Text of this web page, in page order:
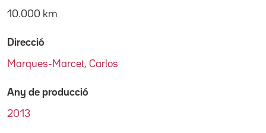
10.000 km
Direcció
Marques-Marcet, Carlos
Any de producció
2013